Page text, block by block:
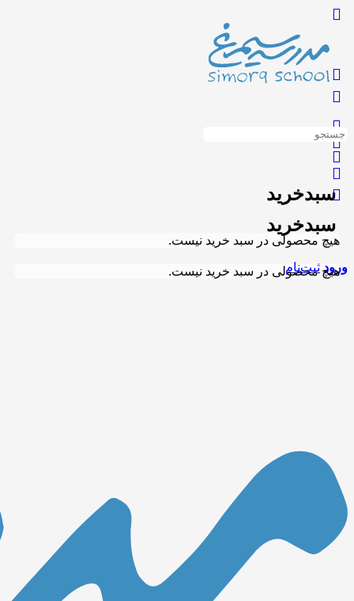
سبدخرید
هیچ محصولی در سبد خرید نیست.
ورود ثبت‌نام
سبدخرید
هیچ محصولی در سبد خرید نیست.